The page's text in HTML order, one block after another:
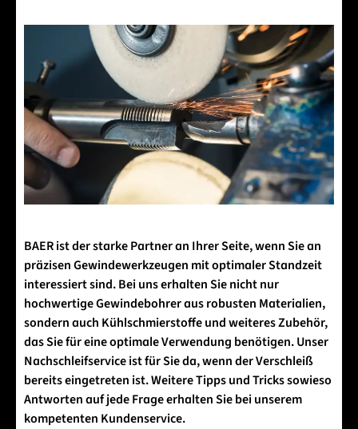
BAER ist der starke Partner an Ihrer Seite, wenn Sie an
präzisen Gewindewerkzeugen mit optimaler Standzeit
interessiert sind. Bei uns erhalten Sie nicht nur
hochwertige Gewindebohrer aus robusten Materialien,
sondern auch Kühlschmierstoffe und weiteres Zubehör,
das Sie für eine optimale Verwendung benötigen. Unser
Nachschleifservice ist für Sie da, wenn der Verschleiß
bereits eingetreten ist. Weitere Tipps und Tricks sowieso
Antworten auf jede Frage erhalten Sie bei unserem
kompetenten Kundenservice.